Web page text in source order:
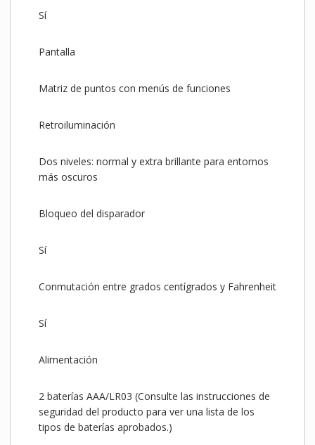
Sí
Pantalla
Matriz de puntos con menús de funciones
Retroiluminación
Dos niveles: normal y extra brillante para entornos
más oscuros
Bloqueo del disparador
Sí
Conmutación entre grados centígrados y Fahrenheit
Sí
Alimentación
2 baterías AAA/LR03 (Consulte las instrucciones de
seguridad del producto para ver una lista de los
tipos de baterías aprobados.)